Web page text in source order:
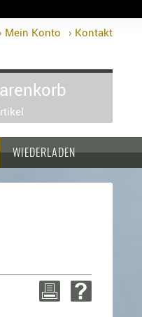
Mein Konto › Kontakt
WIEDERLADEN